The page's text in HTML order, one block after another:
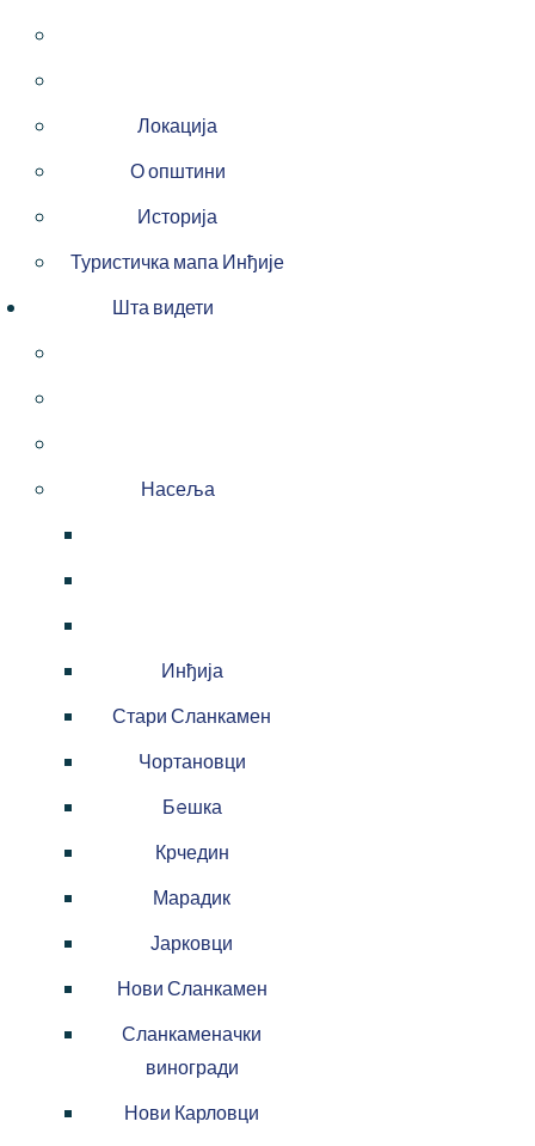
Локација
О општини
Историја
Туристичка мапа Инђије
Шта видети
Насеља
Инђија
Стари Сланкамен
Чортановци
Бeшка
Крчедин
Марадик
Јарковци
Нови Сланкамен
Сланкаменачки
виногради
Нови Карловци